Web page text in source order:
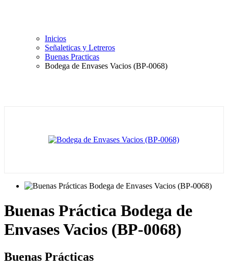
Inicios
Señaleticas y Letreros
Buenas Practicas
Bodega de Envases Vacios (BP-0068)
Buenas Práctica Bodega de
Envases Vacios (BP-0068)
Buenas Prácticas